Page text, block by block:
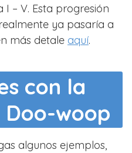
– V. Esta progresión
ya pasaría a
más detale aquí.
con la
Doo-woop
algunos ejemplos,